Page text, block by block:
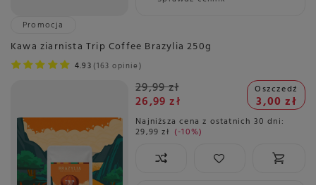
Promocja
Kawa ziarnista Trip Coffee Brazylia 250g
4.93 163 opinie
29,99 zł
26,99 zł
Oszczedź
3,00 zł
Najniższa cena z ostatnich 30 dni:
29,99 zł -10%